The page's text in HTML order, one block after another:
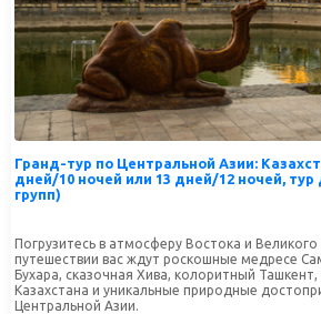
Гранд-тур по Центральной Азии:
дней/10 ночей или 13 дней/12 ночей,
групп)
Погрузитесь в атмосферу Востока и
путешествии вас ждут роскошные медресе
Бухара, сказочная Хива, колоритный
Казахстана и уникальные природные
Центральной Азии.